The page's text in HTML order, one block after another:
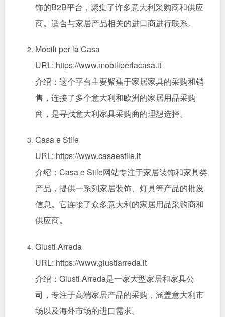
饰的B2B平台，聚集了许多意大利采购商和供应
商。适合与家居产品相关的进口商进行联系。
Mobili per la Casa
URL: https://www.mobiliperlacasa.it
介绍：这个平台主要聚焦于家居家具的采购和销
售，连接了多个意大利和欧洲的家居用品采购
商，是寻找意大利家具采购商的理想选择。
Casa e Stile
URL: https://www.casaestile.it
介绍：Casa e Stile网站专注于家居装饰和家具类
产品，提供一系列家居装饰、灯具等产品的批发
信息。它连接了众多意大利的家居用品采购商和
供应商。
Giusti Arreda
URL: https://www.giustiarreda.it
介绍：Giusti Arreda是一家大型家居和家具公
司，专注于高端家居产品的采购，涵盖意大利市
场以及海外市场的进口需求。